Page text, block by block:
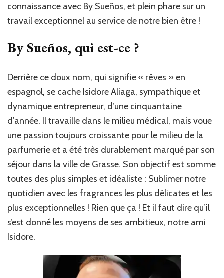
connaissance avec By Sueños, et plein phare sur un
travail exceptionnel au service de notre bien être !
By Sueños, qui est-ce ?
Derrière ce doux nom, qui signifie « rêves » en
espagnol, se cache Isidore Aliaga, sympathique et
dynamique entrepreneur, d’une cinquantaine
d’année. Il travaille dans le milieu médical, mais voue
une passion toujours croissante pour le milieu de la
parfumerie et a été très durablement marqué par son
séjour dans la ville de Grasse. Son objectif est somme
toutes des plus simples et idéaliste : Sublimer notre
quotidien avec les fragrances les plus délicates et les
plus exceptionnelles ! Rien que ça ! Et il faut dire qu’il
s’est donné les moyens de ses ambitieux, notre ami
Isidore.